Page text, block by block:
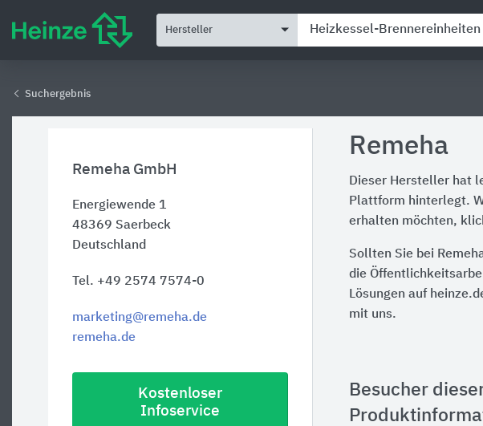
Hersteller
Suchergebnis
Remeha GmbH
Energiewende 1
48369 Saerbeck
Deutschland
Tel. +49 2574 7574-0
marketing@remeha.de
remeha.de
Kostenloser
Infoservice
Remeha
Dieser Hersteller hat
Plattform hinterlegt.
erhalten möchten,
Sollten Sie bei
die
Lösungen auf
mit uns.
Besucher